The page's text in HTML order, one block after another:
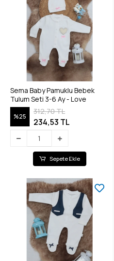
Sema Baby Pamuklu Bebek
Tulum Seti 3-6 Ay - Love
%25
312,70 TL
234,53 TL
Sepete Ekle